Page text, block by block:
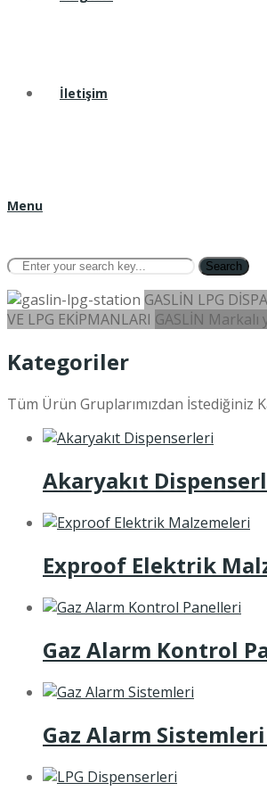
İletişim
Menu
Search
GASLİN LPG
VE LPG EKİPMANLARI GASLİN
Kategoriler
Tüm Ürün Gruplarımızdan
Akaryakıt
Exproof Elektrik
Gaz Alarm Kontrol
Gaz Alarm Sistemleri